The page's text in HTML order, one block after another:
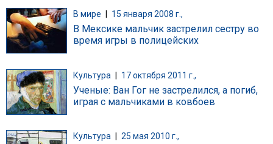
В мире 15 января 2008 г.,
В Мексике мальчик застрелил сестру во
время игры в полицейских
Культура 17 октября 2011 г.,
Ученые: Ван Гог не застрелился, а погиб,
играя с мальчиками в ковбоев
Культура 25 мая 2010 г.,